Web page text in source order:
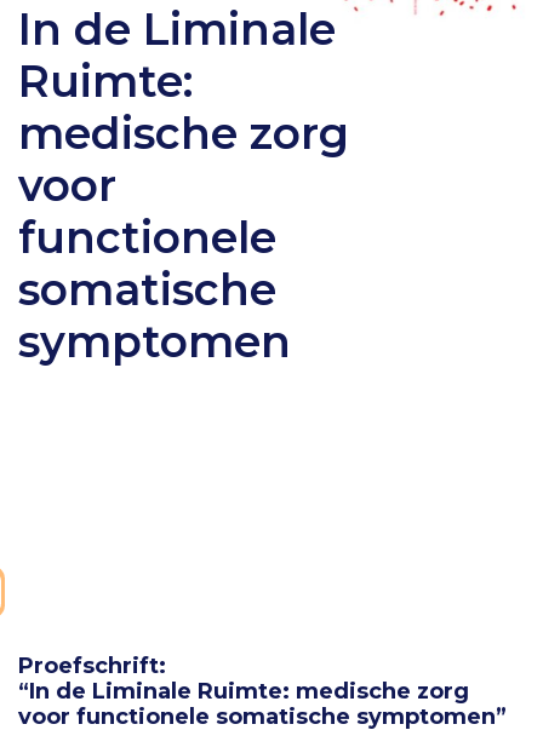
In de Liminale
Ruimte:
medische zorg
voor
functionele
somatische
symptomen
Proefschrift:
“In de Liminale Ruimte: medische zorg
voor functionele somatische symptomen”